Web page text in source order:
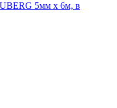
5мм х 6м, в